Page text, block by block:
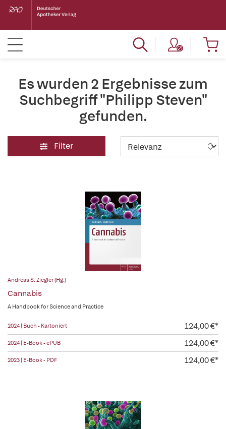
Es wurden 2 Ergebnisse zum
Suchbegriff "Philipp Steven"
gefunden.
Filter
Andreas S. Ziegler (Hg.)
Cannabis
A Handbook for Science and Practice
2024 | Buch - Kartoniert 124,00 €*
2024 | E-Book - ePUB 124,00 €*
2023 | E-Book - PDF 124,00 €*